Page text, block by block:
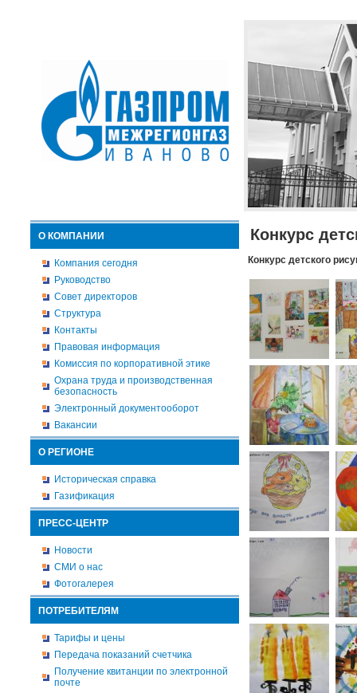
О КОМПАНИИ
Компания сегодня
Руководство
Совет директоров
Структура
Контакты
Правовая информация
Комиссия по корпоративной этике
Охрана труда и производственная
безопасность
Электронный документооборот
Вакансии
О РЕГИОНЕ
Историческая справка
Газификация
ПРЕСС-ЦЕНТР
Новости
СМИ о нас
Фотогалерея
ПОТРЕБИТЕЛЯМ
Тарифы и цены
Передача показаний счетчика
Получение квитанции по электронной
почте
Конкурс
Конкурс детского